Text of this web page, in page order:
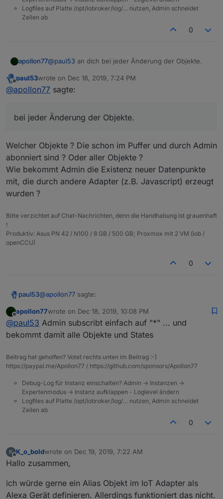
Logfiles auf Platte /opt/iobroker/log/… nutzen, Admin schneidet
Zeilen ab
0
apollon77@paul53 an dich bei jeder Änderung der Objekte.
Offline
paul53wrote on Dec 18, 2019, 7:24 PM
last edited by
@apollon77 sagte:
bei jeder Änderung der Objekte.
Welcher Objekte ? Die schon im Puffer und durch Admin
abonniert sind ? Oder aller Objekte ?
Wie bekommt Admin die Existenz neuer Datenpunkte
mit, die durch andere Adapter (z.B. Javascript) erzeugt
wurden ?
Bitte verzichtet auf Chat-Nachrichten, denn die Handhabung ist grauenhaft
!
Produktiv: Asus PN 42 / N100 / 8 GB / 500 GB; Proxmox mit 2 VM (iob /
openCCU)
0
paul53@apollon77 sagte:
bei jeder Änderung der Objekte.
Admin abonniert sind ? Oder aller Objekte ?
Wie bekommt Admin die Existenz neuer Datenpunkte
wurden ?
Offline
apollon77wrote on Dec 18, 2019, 10:08 PM
last edited by
@paul53 Admin subscribt einfach auf "*" ... und
bekommt damit alle Objekte und States
Beitrag hat geholfen? Votet rechts unten im Beitrag :-)
https://paypal.me/Apollon77 / https://github.com/sponsors/Apollon77
Debug-Log für Instanz einschalten? Admin -> Instanzen ->
Expertenmodus -> Instanz aufklappen - Loglevel ändern
Logfiles auf Platte /opt/iobroker/log/… nutzen, Admin schneidet
Zeilen ab
0
K
Offline
K_o_boldwrote on Dec 19, 2019, 7:22 AM
last edited by
Hallo zusammen,
ich würde gerne ein Alias Objekt im IoT Adapter als
Alexa Gerät definieren. Allerdings funktioniert das nicht.